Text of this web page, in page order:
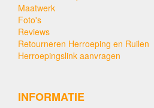
Maatwerk
Foto's
Reviews
Retourneren Herroeping en Ruilen
Herroepingslink aanvragen
INFORMATIE